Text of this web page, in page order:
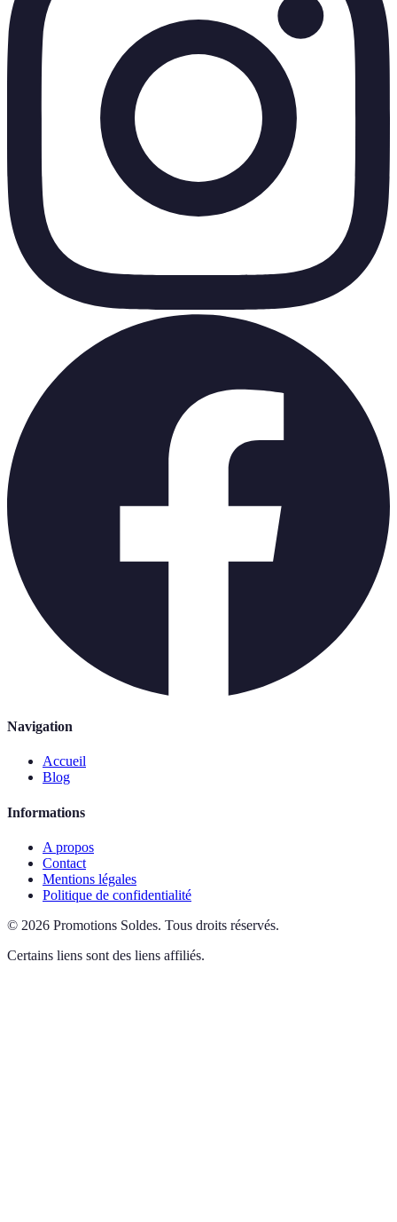
Navigation
Accueil
Blog
Informations
A propos
Contact
Mentions légales
Politique de confidentialité
© 2026 Promotions Soldes. Tous droits réservés.
Certains liens sont des liens affiliés.